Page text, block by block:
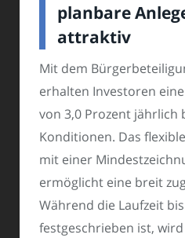
planbare
attraktiv
Mit dem
erhalten Investoren
von 3,0 Prozent jährlich
Konditionen. Das
mit einer
ermöglicht eine breit
Während die Laufzeit
festgeschrieben ist,